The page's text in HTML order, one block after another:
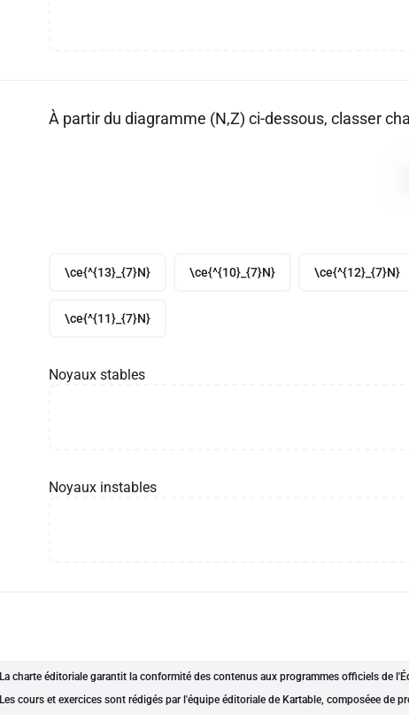
À partir du diagramme (N,Z) ci-dessous, classer
\ce{^{13}_{7}N} \ce{^{10}_{7}N} \ce{^{12}_{7}N}
\ce{^{11}_{7}N}
Noyaux stables
Noyaux instables
La charte éditoriale garantit la conformité des contenus aux programmes officiels de
Les cours et exercices sont rédigés par l'équipe éditoriale de Kartable, composéee de